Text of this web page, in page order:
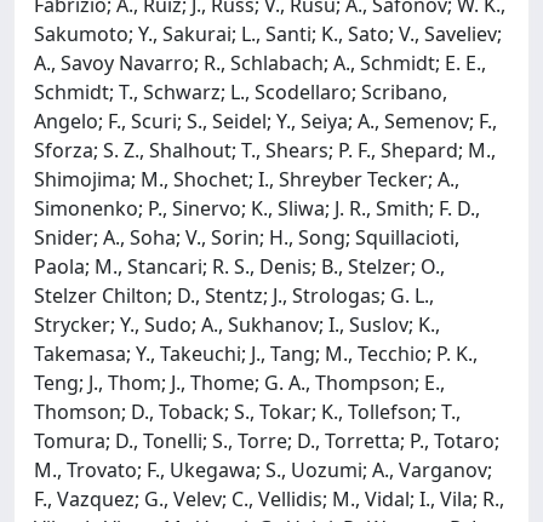
Sakumoto; Y., Sakurai; L., Santi; K., Sato; V., Saveliev;
A., Savoy Navarro; R., Schlabach; A., Schmidt; E. E.,
Schmidt; T., Schwarz; L., Scodellaro; Scribano,
Angelo; F., Scuri; S., Seidel; Y., Seiya; A., Semenov; F.,
Sforza; S. Z., Shalhout; T., Shears; P. F., Shepard; M.,
Shimojima; M., Shochet; I., Shreyber Tecker; A.,
Simonenko; P., Sinervo; K., Sliwa; J. R., Smith; F. D.,
Snider; A., Soha; V., Sorin; H., Song; Squillacioti,
Paola; M., Stancari; R. S., Denis; B., Stelzer; O.,
Stelzer Chilton; D., Stentz; J., Strologas; G. L.,
Strycker; Y., Sudo; A., Sukhanov; I., Suslov; K.,
Takemasa; Y., Takeuchi; J., Tang; M., Tecchio; P. K.,
Teng; J., Thom; J., Thome; G. A., Thompson; E.,
Thomson; D., Toback; S., Tokar; K., Tollefson; T.,
Tomura; D., Tonelli; S., Torre; D., Torretta; P., Totaro;
M., Trovato; F., Ukegawa; S., Uozumi; A., Varganov;
F., Vazquez; G., Velev; C., Vellidis; M., Vidal; I., Vila; R.,